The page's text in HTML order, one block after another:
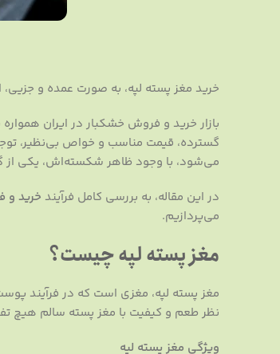
خرید مغز پسته لپه، به صورت عمده و
بازار خرید و فروش خشکبار در ایران همواره
گسترده، قیمت مناسب و خواص بی‌نظیر،
می‌شود، با وجود ظاهر شکسته‌اش، یکی از
در این مقاله، به بررسی کامل فرآیند خرید و
می‌پردازیم.
مغز پسته لپه چیست؟
مغز پسته لپه، مغزی است که در فرآیند
نظر طعم و کیفیت با مغز پسته سالم هیچ
ویژگی مغز پسته لپه